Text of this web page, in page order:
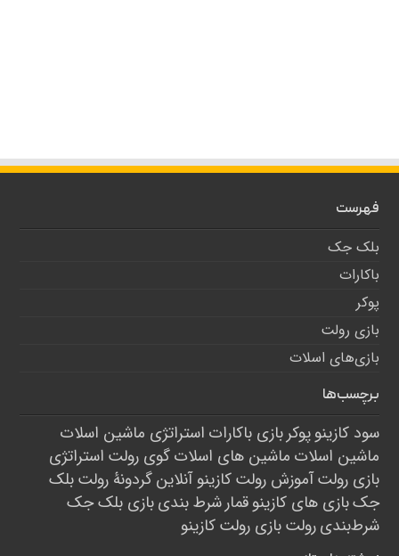
فهرست
بلک جک
باکارات
پوکر
بازی رولت
بازی‌های اسلات
برچسب‌ها
سود کازینوپوکربازی باکارات استراتژی ماشین اسلات
ماشین اسلات ماشین های اسلاتگوی رولت استراتژی
بازی رولتآموزش رولتکازینو آنلاینگردونۀ رولتبلک
جکبازی های کازینوقمارشرط بندیبازی بلک جک
شرط‌بندیرولتبازی رولتکازینو